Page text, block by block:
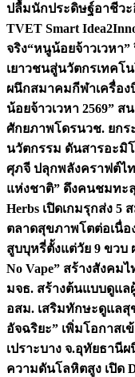
ปลื้มนักประดิษฐ์อาชีวะ
TVET Smart
จริง“หนูน้อยจ้าวเวหา
เยาวชนสู่นวัตกรเทคโ
ผนึกสมาคมกีฬาเครื่อง
น้อยจ้าวเวหา 2569”
ศักยภาพโดรนวช. ยก
นวัตกรรม ดันสารอะมิ
ศุภจี ปลุกพลังคราฟต์ไ
แห่งชาติ” ดึงคนชมทะ
Herbs เปิดเกมรุกส่ง 5
ตลาดสุขภาพโตต่อเนื่อ
สูบบุหรี่ตั้งแต่วัย 9 ขวบ
No Vape” สร้างสังค
มจธ. สร้างต้นแบบดูแล
อสม. เสริมทักษะดูแลสุ
อัจฉริยะ” เพิ่มโอกาส
เปราะบาง จ.อุทัยธานีผ
ความดันโลหิตสูง เปิด